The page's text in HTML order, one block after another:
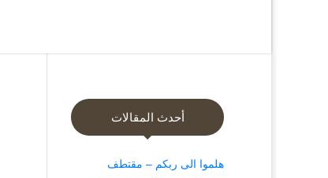
أحدث المقالات
هلموا الى ربكم – مقتطف